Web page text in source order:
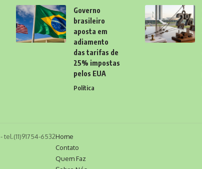
Governo
brasileiro
aposta em
adiamento
das tarifas de
25% impostas
pelos EUA
Política
- tel.(11)91754-6532Home
Contato
Quem Faz